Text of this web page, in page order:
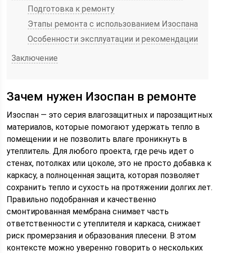
Подготовка к ремонту
Этапы ремонта с использованием Изоспана
Особенности эксплуатации и рекомендации
Заключение
Зачем нужен Изоспан в ремонте
Изоспан — это серия влагозащитных и парозащитных
материалов, которые помогают удержать тепло в
помещении и не позволить влаге проникнуть в
утеплитель. Для любого проекта, где речь идет о
стенах, потолках или цоколе, это не просто добавка к
каркасу, а полноценная защита, которая позволяет
сохранить тепло и сухость на протяжении долгих лет.
Правильно подобранная и качественно
смонтированная мембрана снимает часть
ответственности с утеплителя и каркаса, снижает
риск промерзания и образования плесени. В этом
контексте можно уверенно говорить о нескольких